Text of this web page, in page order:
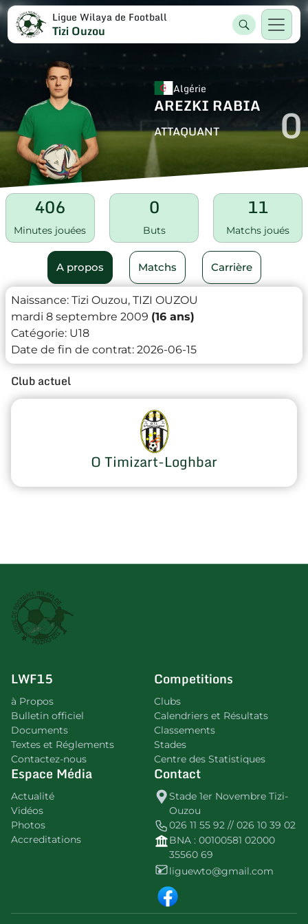
Ligue Wilaya de Football
Tizi Ouzou
Algérie
AREZKI RABIA
ATTAQUANT 0
406
Minutes jouées
0
Buts
11
Matchs joués
A propos Matchs Carrière
Naissance: Tizi Ouzou, TIZI OUZOU
mardi 8 septembre 2009 (16 ans)
Catégorie: U18
Date de fin de contrat: 2026-06-15
Club actuel
O Timizart-Loghbar
LWF15
à Propos
Bulletin officiel
Documents
Textes et Réglements
Contactez-nous
Competitions
Clubs
Calendriers et Résultats
Classements
Stades
Centre des Statistiques
Espace Média
Actualité
Vidéos
Photos
Accreditations
Contact
Stade 1er Novembre Tizi-
Ouzou
026 11 55 92 // 026 10 39 02
BNA : 00100581 02000
35560 69
liguewto@gmail.com